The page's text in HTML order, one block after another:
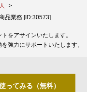
品業務 [ID:30573]
をアサインいたします。
強力にサポートいたします。
ってみる（無料）